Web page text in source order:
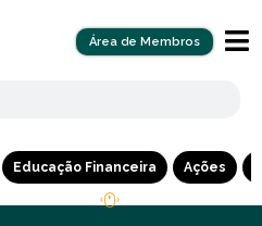
Área de Membros
Educação Financeira Ações